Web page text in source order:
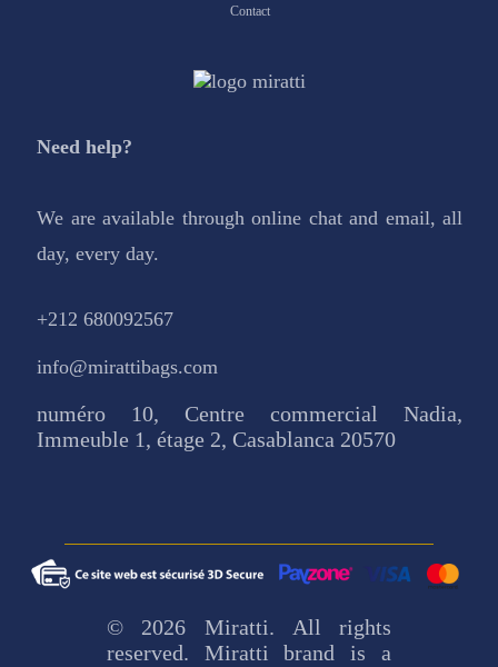
Contact
Need help?
We are available through online chat and email, all
day, every day.
+212 680092567
info@mirattibags.com
numéro 10, Centre commercial Nadia,
Immeuble 1, étage 2, Casablanca 20570
© 2026 Miratti. All rights
reserved. Miratti brand is a